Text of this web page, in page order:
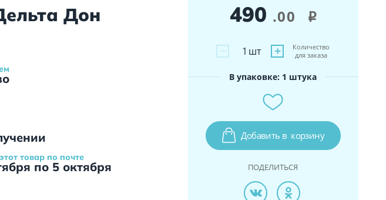
Дон
товар по почте
по 5 октября
490 .00 i
− +
1 шт
Количество
для заказа
В упаковке: 1 штука
Добавить в корзину
ПОДЕЛИТЬСЯ